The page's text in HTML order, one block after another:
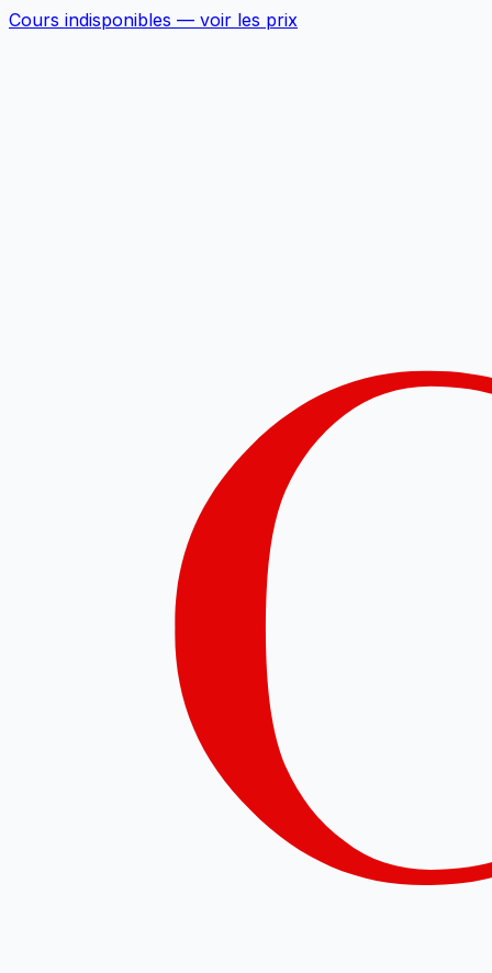
Cours indisponibles — voir les prix